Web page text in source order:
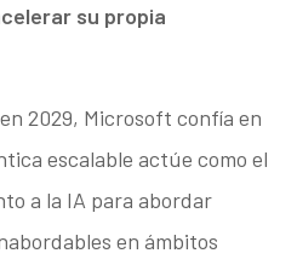
su propia
2029, Microsoft confía en
escalable actúe como el
a la IA para abordar
en ámbitos